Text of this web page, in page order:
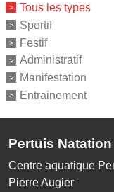
Tous les types
Sportif
Festif
Administratif
Manifestation
Entrainement
Pertuis Natation
Centre aquatique
Pierre Augier